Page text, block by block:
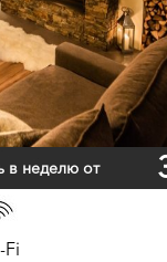
в неделю от
Fi